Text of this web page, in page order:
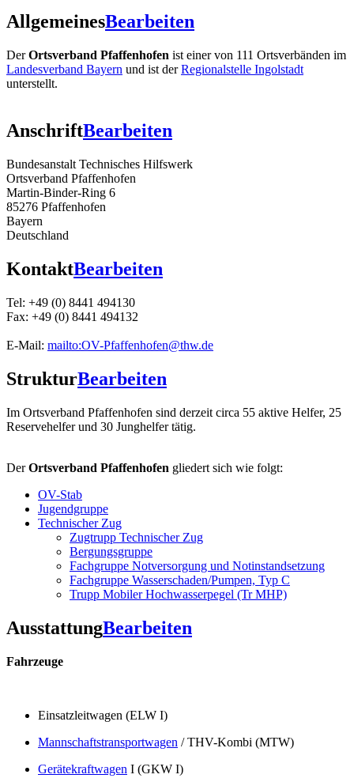
AllgemeinesBearbeiten
DerOrtsverband Pfaffenhofen ist einer von 111 Ortsverbänden im
Landesverband Bayern und ist derRegionalstelle Ingolstadt
unterstellt.
AnschriftBearbeiten
Bundesanstalt Technisches Hilfswerk
Ortsverband Pfaffenhofen
Martin-Binder-Ring 6
85276 Pfaffenhofen
Bayern
Deutschland
KontaktBearbeiten
Tel: +49 (0) 8441 494130
Fax: +49 (0) 8441 494132
E-Mail: mailto:OV-Pfaffenhofen@thw.de
StrukturBearbeiten
Im Ortsverband Pfaffenhofen sind derzeit circa 55 aktive Helfer, 25
Reservehelfer und 30 Junghelfer tätig.
DerOrtsverband Pfaffenhofen gliedert sich wie folgt:
OV-Stab
Jugendgruppe
Technischer Zug
Zugtrupp Technischer Zug
Bergungsgruppe
Fachgruppe Notversorgung und Notinstandsetzung
Fachgruppe Wasserschaden/Pumpen, Typ C
Trupp Mobiler Hochwasserpegel (Tr MHP)
AusstattungBearbeiten
Fahrzeuge
Einsatzleitwagen (ELW I)
Mannschaftstransportwagen / THV-Kombi (MTW)
Gerätekraftwagen I (GKW I)